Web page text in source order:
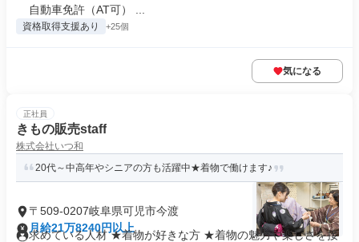
自動車免許（AT可） ...
資格取得支援あり +25個
気になる
正社員
きもの販売staff
株式会社いつ和
20代～中高年やシニアの方も活躍中★着物で働けます♪
〒509-0207岐阜県可児市今渡
月給21万8240円以上
求めている人材 ★着物が好きな方 ★着物の魅力や楽しさを接